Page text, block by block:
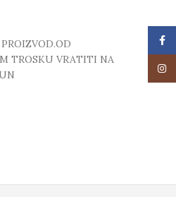
TROSKU VRATITI NA